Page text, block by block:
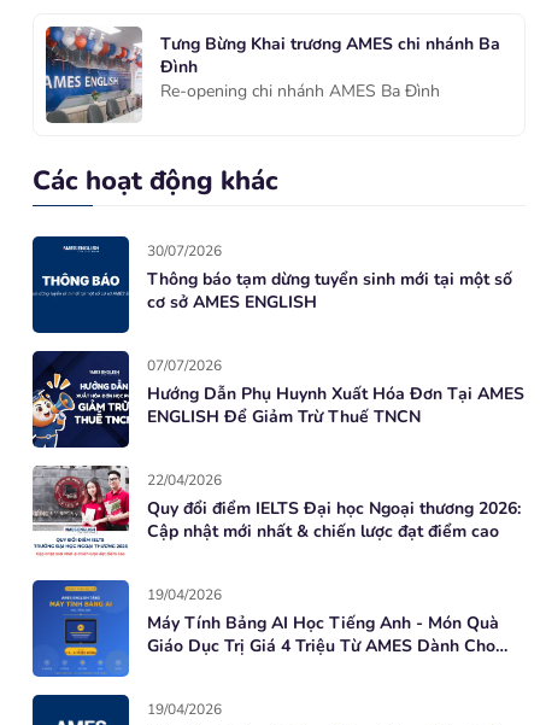
Tưng Bừng Khai trương AMES chi nhánh Ba
Đình
Re-opening chi nhánh AMES Ba Đình
Các hoạt động khác
30/07/2026
Thông báo tạm dừng tuyển sinh mới tại một số
cơ sở AMES ENGLISH
07/07/2026
Hướng Dẫn Phụ Huynh Xuất Hóa Đơn Tại AMES
ENGLISH Để Giảm Trừ Thuế TNCN
22/04/2026
Quy đổi điểm IELTS Đại học Ngoại thương 2026:
Cập nhật mới nhất & chiến lược đạt điểm cao
19/04/2026
Máy Tính Bảng AI Học Tiếng Anh - Món Quà
Giáo Dục Trị Giá 4 Triệu Từ AMES Dành Cho
19/04/2026